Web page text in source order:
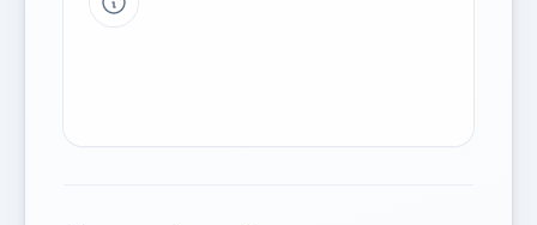
Tipp a grafikon jelmagyarázatához